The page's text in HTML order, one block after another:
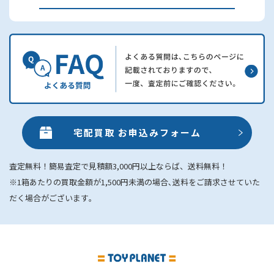
宅配買取 お申込みフォーム
査定無料！簡易査定で見積額3,000円以上ならば、送料無料！
※1箱あたりの買取金額が1,500円未満の場合､送料をご請求させていた
だく場合がございます｡